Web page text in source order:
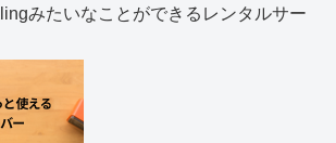
みたいなことができるレンタルサー